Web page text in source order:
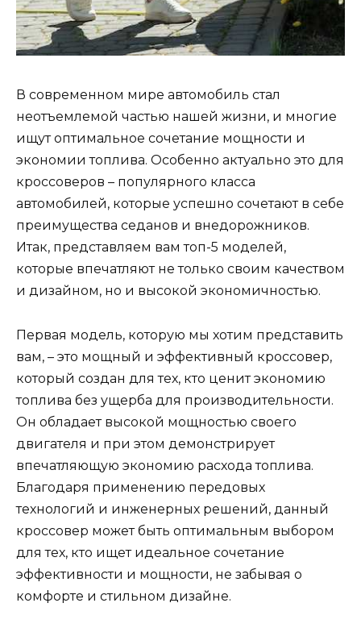
В современном мире автомобиль стал
неотъемлемой частью нашей жизни, и многие
ищут оптимальное сочетание мощности и
экономии топлива. Особенно актуально это для
кроссоверов – популярного класса
автомобилей, которые успешно сочетают в себе
преимущества седанов и внедорожников.
Итак, представляем вам топ-5 моделей,
которые впечатляют не только своим качеством
и дизайном, но и высокой экономичностью.
Первая модель, которую мы хотим представить
вам, – это мощный и эффективный кроссовер,
который создан для тех, кто ценит экономию
топлива без ущерба для производительности.
Он обладает высокой мощностью своего
двигателя и при этом демонстрирует
впечатляющую экономию расхода топлива.
Благодаря применению передовых
технологий и инженерных решений, данный
кроссовер может быть оптимальным выбором
для тех, кто ищет идеальное сочетание
эффективности и мощности, не забывая о
комфорте и стильном дизайне.